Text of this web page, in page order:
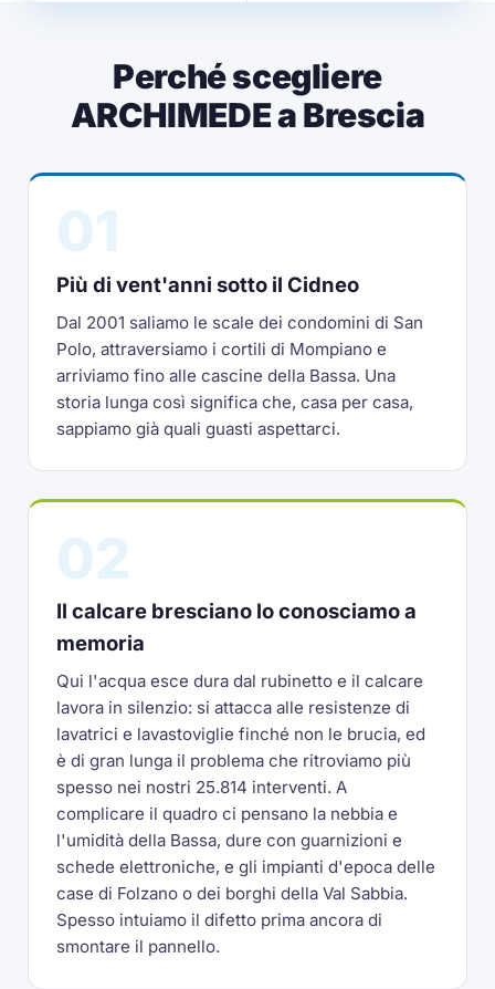
Perché scegliere
ARCHIMEDE a Brescia
Più di vent'anni sotto il Cidneo
Dal 2001 saliamo le scale dei condomini di San
Polo, attraversiamo i cortili di Mompiano e
arriviamo fino alle cascine della Bassa. Una
storia lunga così significa che, casa per casa,
sappiamo già quali guasti aspettarci.
Il calcare bresciano lo conosciamo a
memoria
Qui l'acqua esce dura dal rubinetto e il calcare
lavora in silenzio: si attacca alle resistenze di
lavatrici e lavastoviglie finché non le brucia, ed
è di gran lunga il problema che ritroviamo più
spesso nei nostri 25.814 interventi. A
complicare il quadro ci pensano la nebbia e
l'umidità della Bassa, dure con guarnizioni e
schede elettroniche, e gli impianti d'epoca delle
case di Folzano o dei borghi della Val Sabbia.
Spesso intuiamo il difetto prima ancora di
smontare il pannello.